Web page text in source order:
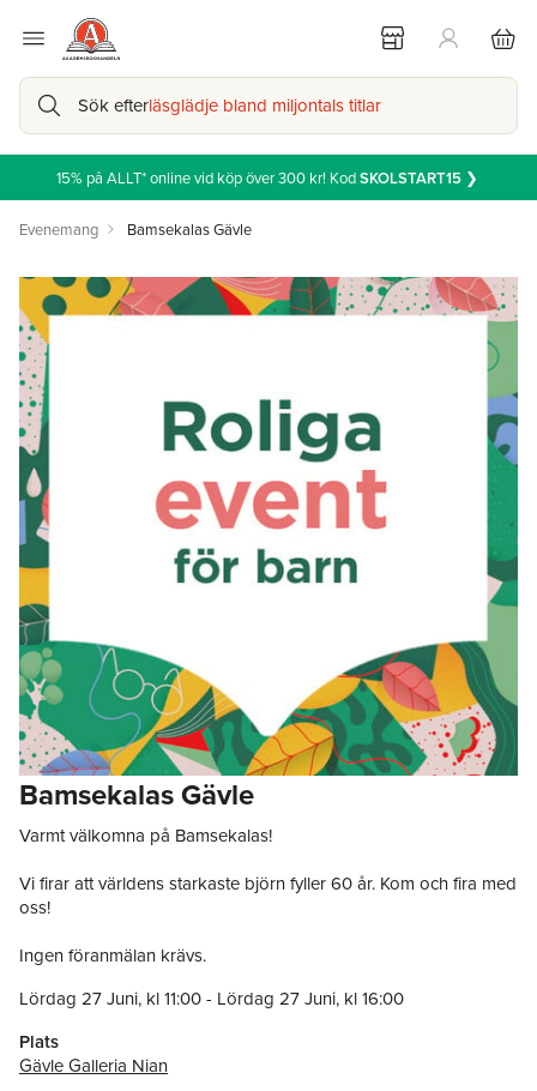
Sök efterläsglädje bland miljontals titlar
15% på ALLT* online vid köp över 300 kr! KodSKOLSTART15❯
Evenemang Bamsekalas Gävle
Bamsekalas Gävle
Varmt välkomna på Bamsekalas!
Vi firar att världens starkaste björn fyller 60 år. Kom och fira med
oss!
Ingen föranmälan krävs.
Lördag 27 Juni, kl11:00- Lördag 27 Juni, kl16:00
Plats
Gävle Galleria Nian